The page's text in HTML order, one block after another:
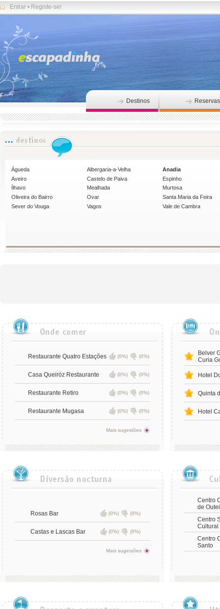
Entrar • Registe-se!
Destinos Reservas
Águeda Albergaria-a-Velha
Anadia
Aveiro
Castelo de Paiva
Espinho
Ílhavo
Mealhada
Murtosa
Oliveira do Bairro
Ovar
Santa Maria da Feira
Sever do Vouga
Vagos Vale de Cambra
Restaurante Quatro Estações (0%) (0%)
Casa Queiróz Restaurante (0%) (0%)
Restaurante Retiro (0%) (0%)
Restaurante Mugasa (0%) (0%)
Mais sugestões
Belver
Curia
Hotel
Quinta
Hotel
Rosas Bar (0%) (0%)
Castas e Lascas Bar (0%) (0%)
Mais sugestões
Centro
de
Centro
Cultural
Centro
Santo